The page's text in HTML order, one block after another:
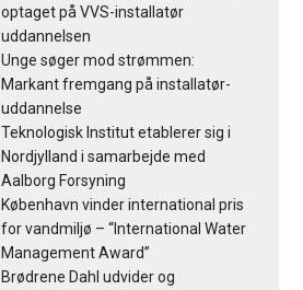
optaget på VVS-installatør
uddannelsen
Unge søger mod strømmen:
Markant fremgang på installatør-
uddannelse
Teknologisk Institut etablerer sig i
Nordjylland i samarbejde med
Aalborg Forsyning
København vinder international pris
for vandmiljø – “International Water
Management Award”
Brødrene Dahl udvider og